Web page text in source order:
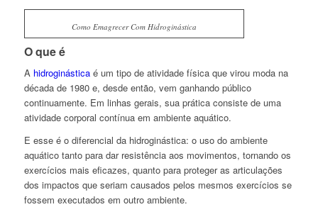
Como Emagrecer Com Hidroginástica
O que é
A hidroginásticaé um tipo de atividade física que virou moda na
década de 1980 e, desde então, vem ganhando público
continuamente. Em linhas gerais, sua prática consiste de uma
atividade corporal contínua em ambiente aquático.
E esse é o diferencial da hidroginástica: o uso do ambiente
aquático tanto para dar resistência aos movimentos, tornando os
exercícios mais eficazes, quanto para proteger as articulações
dos impactos que seriam causados pelos mesmos exercícios se
fossem executados em outro ambiente.